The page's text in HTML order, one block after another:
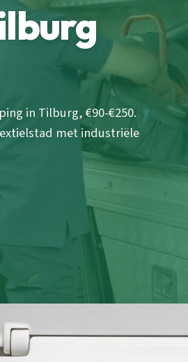
in Tilburg, €90-€250.
met industriële